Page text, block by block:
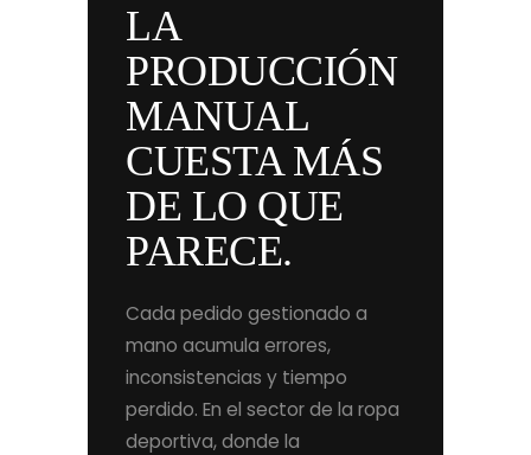
LA
PRODUCCIÓN
MANUAL
CUESTA MÁS
DE LO QUE
PARECE.
Cada pedido gestionado a
mano acumula errores,
inconsistencias y tiempo
perdido. En el sector de la ropa
deportiva, donde la